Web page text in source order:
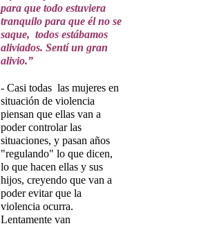
para que todo estuviera
tranquilo para que él no se
saque, todos estábamos
aliviados. Sentí un gran
alivio.”
- Casi todas las mujeres en
situación de violencia
piensan que ellas van a
poder controlar las
situaciones, y pasan años
"regulando" lo que dicen,
lo que hacen ellas y sus
hijos, creyendo que van a
poder evitar que la
violencia ocurra.
Lentamente van